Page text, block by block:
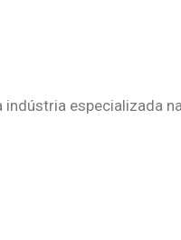
indústria especializada